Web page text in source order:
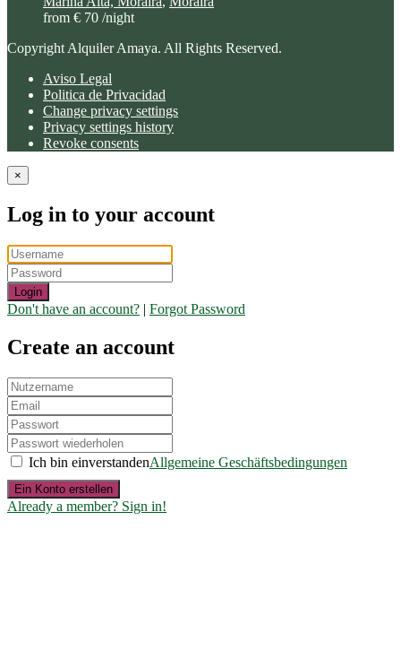
from € 70 /night
Copyright Alquiler Amaya. All Rights Reserved.
Aviso Legal
Politica de Privacidad
Change privacy settings
Privacy settings history
Revoke consents
×
Log in to your account
Login
Don't have an account? | Forgot Password
Create an account
Ich bin einverstandenAllgemeine Geschäftsbedingungen
Ein Konto erstellen
Already a member? Sign in!